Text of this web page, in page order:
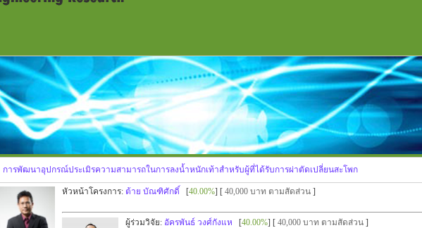
การพัฒนาอุปกรณ์ประเมิรความสามารถในการลงน้ำหนักเท้าสำหรับผู้ที่ได้รับการผ่าตัดเปลี่ยนสะโพก
หัวหน้าโครงการ: ต้าย บัณฑิศักดิ์ [40.00%] [ 40,000 บาท ตามสัดส่วน ]
ผู้ร่วมวิจัย: อัครพันธ์ วงศ์กังแห [40.00%] [ 40,000 บาท ตามสัดส่วน ]